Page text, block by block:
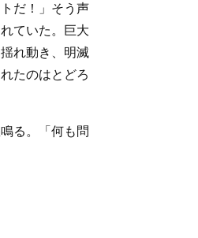
だ！」そう声
ていた。巨大
れ動き、明滅
たのはとどろ
る。「何も問